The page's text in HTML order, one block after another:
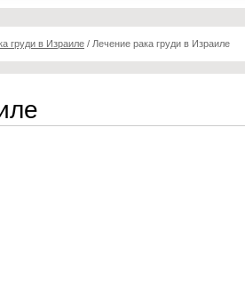
груди в Израиле / Лечение рака груди в Израиле